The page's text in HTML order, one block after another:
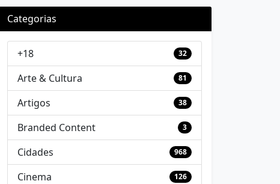
Categorias
+18 32
Arte & Cultura 81
Artigos 38
Branded Content 3
Cidades 968
Cinema 126